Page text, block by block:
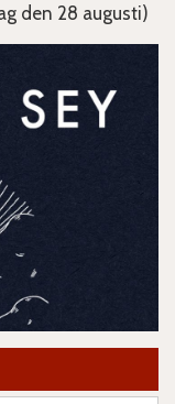
den 28 augusti)